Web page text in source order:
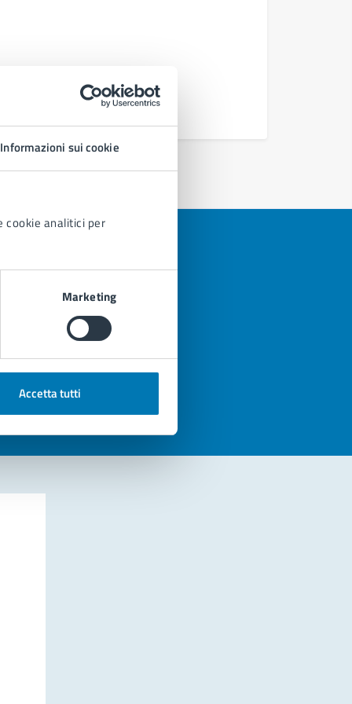
Informazioni sui cookie
cookie analitici per
Marketing
Accetta tutti